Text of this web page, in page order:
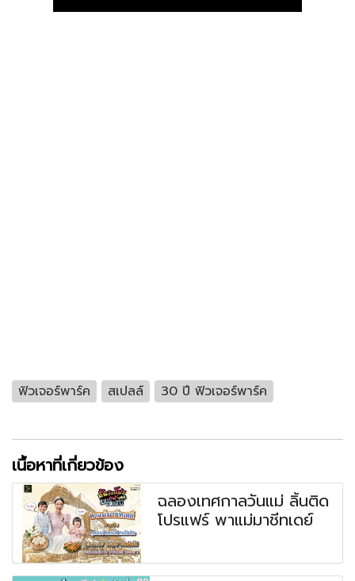
ฟิวเจอร์พาร์ค สเปลล์ 30 ปี ฟิวเจอร์พาร์ค
เนื้อหาที่เกี่ยวข้อง
ฉลองเทศกาลวันแม่ ลิ้นติด
โปรแฟร์ พาแม่มาชีทเดย์